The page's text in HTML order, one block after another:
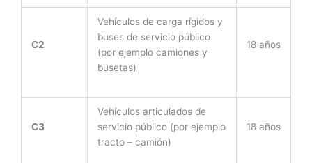
C2
Vehículos de carga rígidos y
buses de servicio público
(por ejemplo camiones y
busetas)
18 años
C3
Vehículos articulados de
servicio público (por ejemplo
tracto – camión)
18 años